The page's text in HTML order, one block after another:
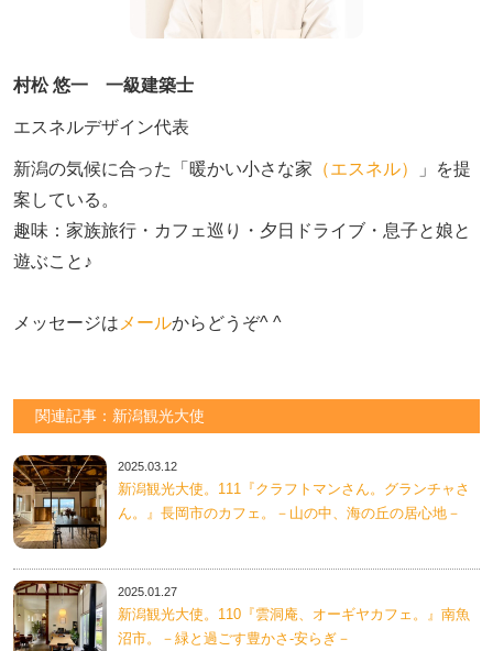
村松 悠一 一級建築士
エスネルデザイン代表
新潟の気候に合った「暖かい小さな家 （エスネル）
」を提
案している。
趣味：家族旅行・カフェ巡り・夕日ドライブ・息子と娘と
遊ぶこと♪
メッセージは メールからどうぞ^ ^
関連記事：新潟観光大使
2025.03.12
新潟観光大使。111『クラフトマンさん。グランチャさ
ん。』長岡市のカフェ。－山の中、海の丘の居心地－
2025.01.27
新潟観光大使。110『雲洞庵、オーギヤカフェ。』南魚
沼市。－緑と過ごす豊かさ-安らぎ－